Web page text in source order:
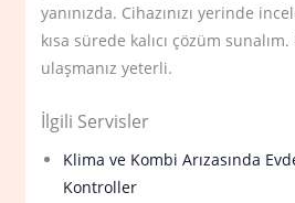
yanınızda. Cihazınızı yerinde
kısa sürede kalıcı çözüm
ulaşmanız yeterli.
İlgili Servisler
Klima ve Kombi Arızasında
Kontroller